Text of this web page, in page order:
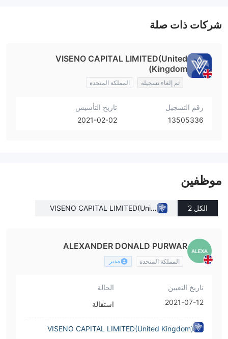
شركات ذات صلة
VISENO CAPITAL LIMITED(United
Kingdom)
تم إلغاء تسجيله المملكة المتحدة
رقم التسجيل
13505336
تاريخ التأسيس
2021-02-02
موظفين
الكل 2
VISENO CAPITAL LIMITED(Unite
ALEXANDER DONALD PURWAR
المملكة المتحدة مدير
تاريخ التعيين
2021-07-12
الحالة
استقالة
VISENO CAPITAL LIMITED(United Kingdom)